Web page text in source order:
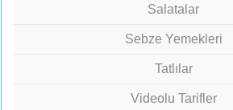
Salatalar
Sebze Yemekleri
Tatlılar
Videolu Tarifler